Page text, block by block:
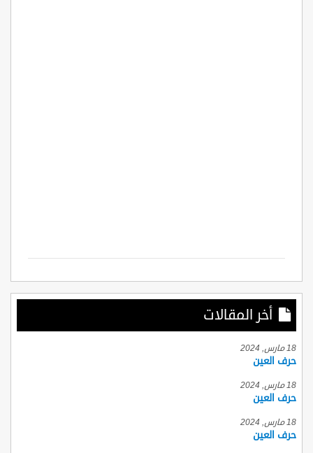
أخر المقالات
18 مارس, 2024
حرف العين
18 مارس, 2024
حرف العين
18 مارس, 2024
حرف العين